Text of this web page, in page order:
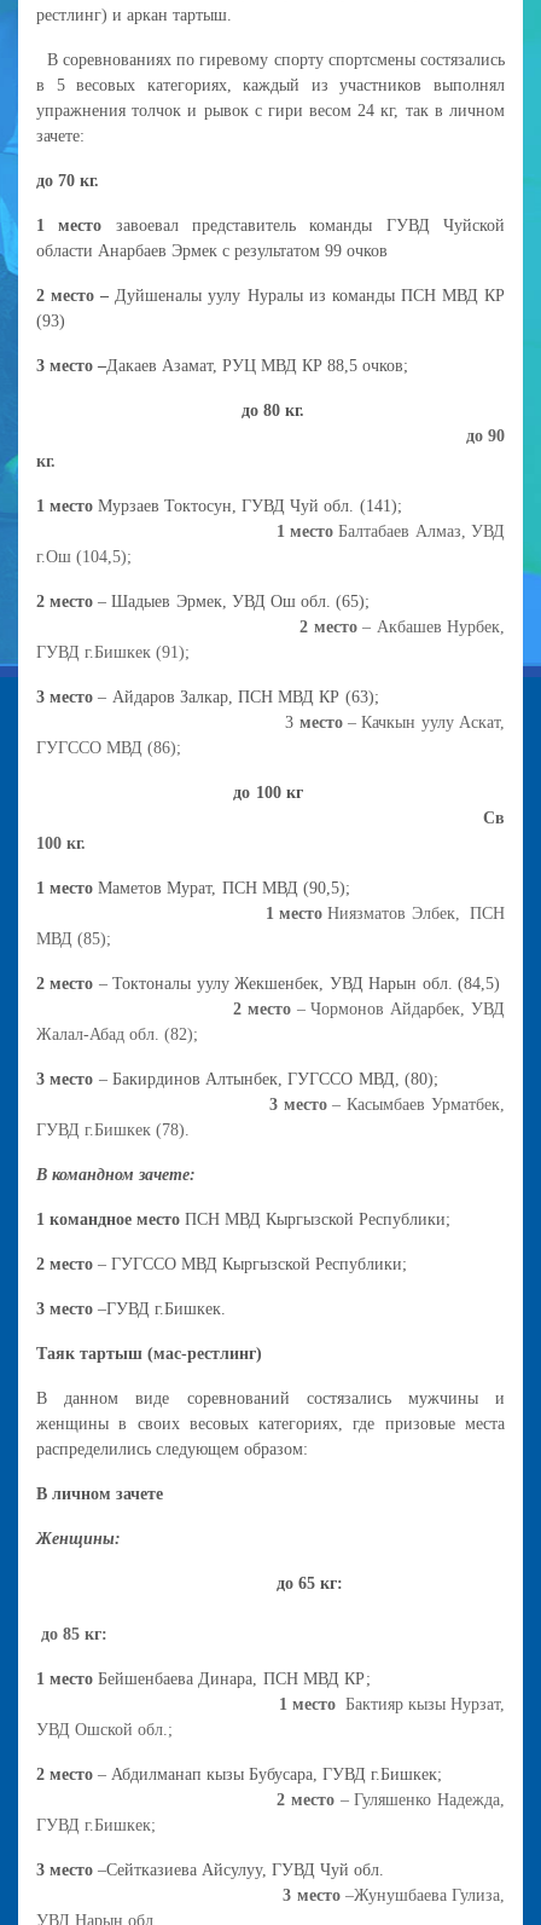
рестлинг) и аркан тартыш.
В соревнованиях по гиревому спорту спортсмены состязались
в 5 весовых категориях, каждый из участников выполнял
упражнения толчок и рывок с гири весом 24 кг, так в личном
зачете:
до 70 кг.
1 место завоевал представитель команды ГУВД Чуйской
области Анарбаев Эрмек с результатом 99 очков
2 место – Дуйшеналы уулу Нуралы из команды ПСН МВД КР
(93)
3 место –Дакаев Азамат, РУЦ МВД КР 88,5 очков;
до 80 кг.
до 90
кг.
1 место Мурзаев Токтосун, ГУВД Чуй обл. (141);
1 место Балтабаев Алмаз, УВД
г.Ош (104,5);
2 место – Шадыев Эрмек, УВД Ош обл. (65);
2 место– Акбашев Нурбек,
ГУВД г.Бишкек (91);
3 место – Айдаров Залкар, ПСН МВД КР (63);
3 место– Качкын уулу Аскат,
ГУГССО МВД (86);
до 100 кг
Св
100 кг.
1 место Маметов Мурат, ПСН МВД (90,5);
1 место Ниязматов Элбек, ПСН
МВД (85);
2 место – Токтоналы уулу Жекшенбек, УВД Нарын обл. (84,5)
2 место– Чормонов Айдарбек, УВД
Жалал-Абад обл. (82);
3 место – Бакирдинов Алтынбек, ГУГССО МВД, (80);
3 место– Касымбаев Урматбек,
ГУВД г.Бишкек (78).
В командном зачете:
1 командное место ПСН МВД Кыргызской Республики;
2 место – ГУГССО МВД Кыргызской Республики;
3 место –ГУВД г.Бишкек.
Таяк тартыш (мас-рестлинг)
В данном виде соревнований состязались мужчины и
женщины в своих весовых категориях, где призовые места
распределились следующем образом:
В личном зачете
Женщины:
до 65 кг:
до 85 кг:
1 место Бейшенбаева Динара, ПСН МВД КР;
1 место Бактияр кызы Нурзат,
УВД Ошской обл.;
2 место – Абдилманап кызы Бубусара, ГУВД г.Бишкек;
2 место– Гуляшенко Надежда,
ГУВД г.Бишкек;
3 место –Сейтказиева Айсулуу, ГУВД Чуй обл.
3 место–Жунушбаева Гулиза,
УВД Нарын обл.